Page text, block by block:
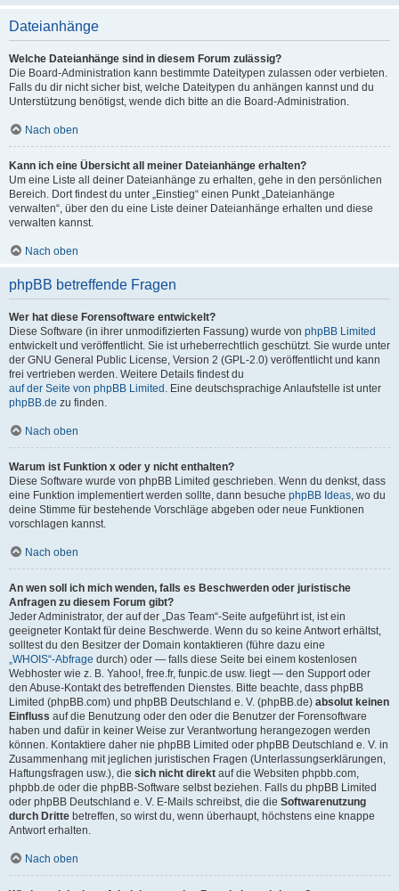
Dateianhänge
Welche Dateianhänge sind in diesem Forum zulässig?
Die Board-Administration kann bestimmte Dateitypen zulassen oder verbieten.
Falls du dir nicht sicher bist, welche Dateitypen du anhängen kannst und du
Unterstützung benötigst, wende dich bitte an die Board-Administration.
Nach oben
Kann ich eine Übersicht all meiner Dateianhänge erhalten?
Um eine Liste all deiner Dateianhänge zu erhalten, gehe in den persönlichen
Bereich. Dort findest du unter „Einstieg“ einen Punkt „Dateianhänge
verwalten“, über den du eine Liste deiner Dateianhänge erhalten und diese
verwalten kannst.
Nach oben
phpBB betreffende Fragen
Wer hat diese Forensoftware entwickelt?
Diese Software (in ihrer unmodifizierten Fassung) wurde von phpBB Limited
entwickelt und veröffentlicht. Sie ist urheberrechtlich geschützt. Sie wurde unter
der GNU General Public License, Version 2 (GPL-2.0) veröffentlicht und kann
frei vertrieben werden. Weitere Details findest du
auf der Seite von phpBB Limited . Eine deutschsprachige Anlaufstelle ist unter
phpBB.de zu finden.
Nach oben
Warum ist Funktion x oder y nicht enthalten?
Diese Software wurde von phpBB Limited geschrieben. Wenn du denkst, dass
eine Funktion implementiert werden sollte, dann besuche phpBB Ideas, wo du
deine Stimme für bestehende Vorschläge abgeben oder neue Funktionen
vorschlagen kannst.
Nach oben
An wen soll ich mich wenden, falls es Beschwerden oder juristische
Anfragen zu diesem Forum gibt?
Jeder Administrator, der auf der „Das Team“-Seite aufgeführt ist, ist ein
geeigneter Kontakt für deine Beschwerde. Wenn du so keine Antwort erhältst,
solltest du den Besitzer der Domain kontaktieren (führe dazu eine
„WHOIS“-Abfrage durch) oder — falls diese Seite bei einem kostenlosen
Webhoster wie z. B. Yahoo!, free.fr, funpic.de usw. liegt — den Support oder
den Abuse-Kontakt des betreffenden Dienstes. Bitte beachte, dass phpBB
Limited (phpBB.com) und phpBB Deutschland e. V. (phpBB.de) absolut keinen
Einfluss auf die Benutzung oder den oder die Benutzer der Forensoftware
haben und dafür in keiner Weise zur Verantwortung herangezogen werden
können. Kontaktiere daher nie phpBB Limited oder phpBB Deutschland e. V. in
Zusammenhang mit jeglichen juristischen Fragen (Unterlassungserklärungen,
Haftungsfragen usw.), die sich nicht direkt auf die Websiten phpbb.com,
phpbb.de oder die phpBB-Software selbst beziehen. Falls du phpBB Limited
oder phpBB Deutschland e. V. E-Mails schreibst, die die Softwarenutzung
durch Dritte betreffen, so wirst du, wenn überhaupt, höchstens eine knappe
Antwort erhalten.
Nach oben